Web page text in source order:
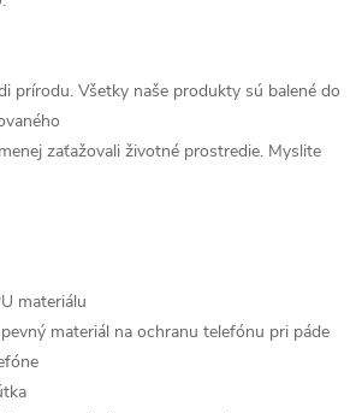
prírodu. Všetky naše produkty sú balené do
zaťažovali životné prostredie. Myslite
materiálu
materiál na ochranu telefónu pri páde